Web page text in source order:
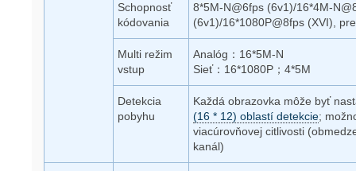
Schopnosť
kódovania
8*5M-N@6fps (6v1)/16*4M-
(6v1)/16*1080P@8fps (XVI),
Multi režim
vstup
Analóg：16*5M-N
Sieť：16*1080P；4*5M
Detekcia
pobyhu
Každá obrazovka môže byť
(16 * 12) oblastí detekcie;
viacúrovňovej citlivosti
kanál)